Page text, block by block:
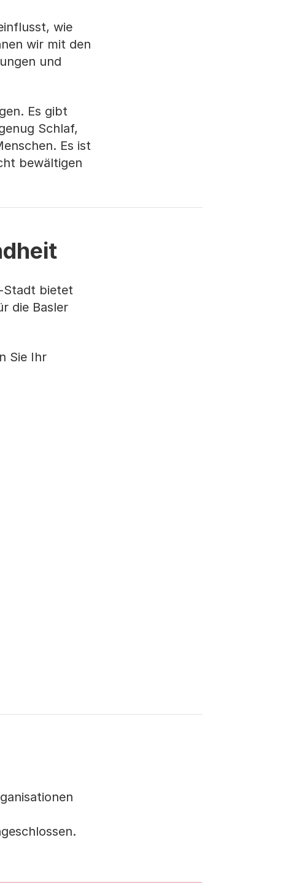
wie
wir mit den
und
Es gibt
Schlaf,
Es ist
bewältigen
Stadt bietet
die Basler
Sie Ihr